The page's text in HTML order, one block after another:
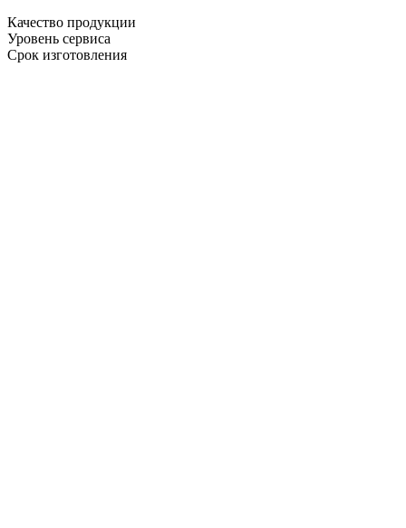
Качество продукции
Уровень сервиса
Срок изготовления